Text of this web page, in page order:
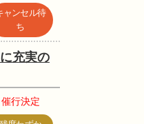
ャンセル待
ち
充実の
催行決定